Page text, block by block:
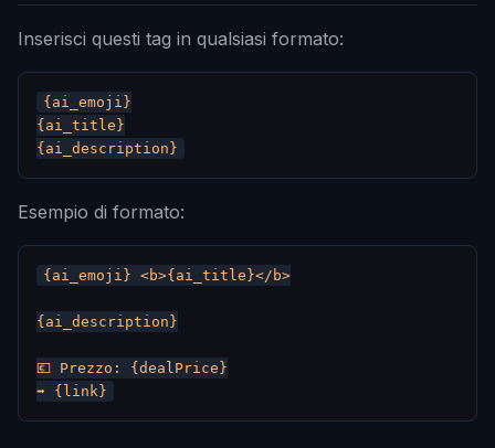
Inserisci questi tag in qualsiasi formato:
{ai_emoji}
{ai_title}
Esempio di formato:
{ai_emoji} <b>{ai_title}</b>
{ai_description}
💶 Prezzo: {dealPrice}